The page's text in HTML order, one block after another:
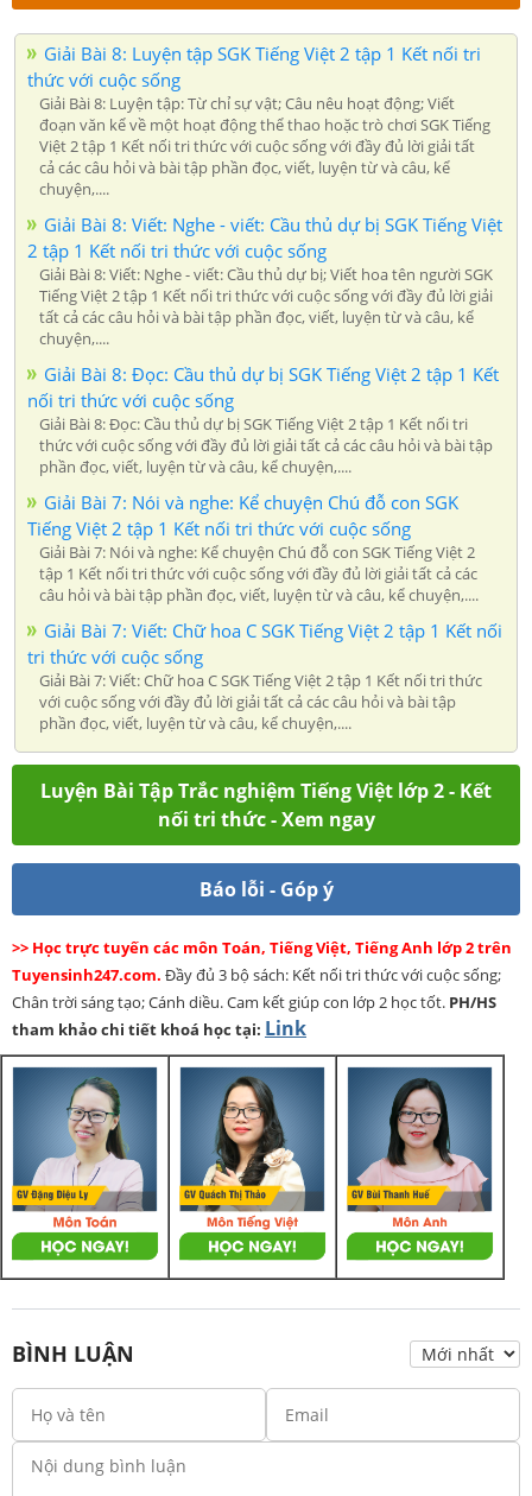
Giải Bài 8: Luyện tập SGK Tiếng Việt 2 tập 1 Kết nối tri
thức với cuộc sống
Giải Bài 8: Luyện tập: Từ chỉ sự vật; Câu nêu hoạt động; Viết
đoạn văn kể về một hoạt động thể thao hoặc trò chơi SGK Tiếng
Việt 2 tập 1 Kết nối tri thức với cuộc sống với đầy đủ lời giải tất
cả các câu hỏi và bài tập phần đọc, viết, luyện từ và câu, kể
chuyện,....
Giải Bài 8: Viết: Nghe - viết: Cầu thủ dự bị SGK Tiếng Việt
2 tập 1 Kết nối tri thức với cuộc sống
Giải Bài 8: Viết: Nghe - viết: Cầu thủ dự bị; Viết hoa tên người SGK
Tiếng Việt 2 tập 1 Kết nối tri thức với cuộc sống với đầy đủ lời giải
tất cả các câu hỏi và bài tập phần đọc, viết, luyện từ và câu, kể
chuyện,....
Giải Bài 8: Đọc: Cầu thủ dự bị SGK Tiếng Việt 2 tập 1 Kết
nối tri thức với cuộc sống
Giải Bài 8: Đọc: Cầu thủ dự bị SGK Tiếng Việt 2 tập 1 Kết nối tri
thức với cuộc sống với đầy đủ lời giải tất cả các câu hỏi và bài tập
phần đọc, viết, luyện từ và câu, kể chuyện,....
Giải Bài 7: Nói và nghe: Kể chuyện Chú đỗ con SGK
Tiếng Việt 2 tập 1 Kết nối tri thức với cuộc sống
Giải Bài 7: Nói và nghe: Kể chuyện Chú đỗ con SGK Tiếng Việt 2
tập 1 Kết nối tri thức với cuộc sống với đầy đủ lời giải tất cả các
câu hỏi và bài tập phần đọc, viết, luyện từ và câu, kể chuyện,....
Giải Bài 7: Viết: Chữ hoa C SGK Tiếng Việt 2 tập 1 Kết nối
tri thức với cuộc sống
Giải Bài 7: Viết: Chữ hoa C SGK Tiếng Việt 2 tập 1 Kết nối tri thức
với cuộc sống với đầy đủ lời giải tất cả các câu hỏi và bài tập
phần đọc, viết, luyện từ và câu, kể chuyện,....
Luyện Bài Tập Trắc nghiệm Tiếng Việt lớp 2 - Kết
nối tri thức - Xem ngay
Báo lỗi - Góp ý
>> Học trực tuyến các môn Toán, Tiếng Việt, Tiếng Anh lớp 2 trên
Tuyensinh247.com. Đầy đủ 3 bộ sách: Kết nối tri thức với cuộc sống;
Chân trời sáng tạo; Cánh diều. Cam kết giúp con lớp 2 học tốt. PH/HS
tham khảo chi tiết khoá học tại: Link
BÌNH LUẬN